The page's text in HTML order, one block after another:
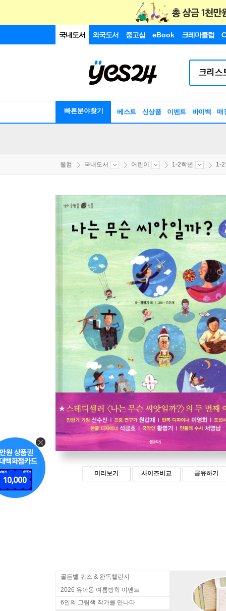
국내도서 외국도서 중고샵 eBook 크레마클럽
빠른분야찾기 베스트 신상품 이벤트 바이백 매
웰컴 국내도서 어린이 1-2학년 1-
미리보기 사이즈비교 공유하기
골든벨 퀴즈 & 완독챌린지
2026 유아동 여름방학 이벤트
6인의 그림책 작가를 만나다